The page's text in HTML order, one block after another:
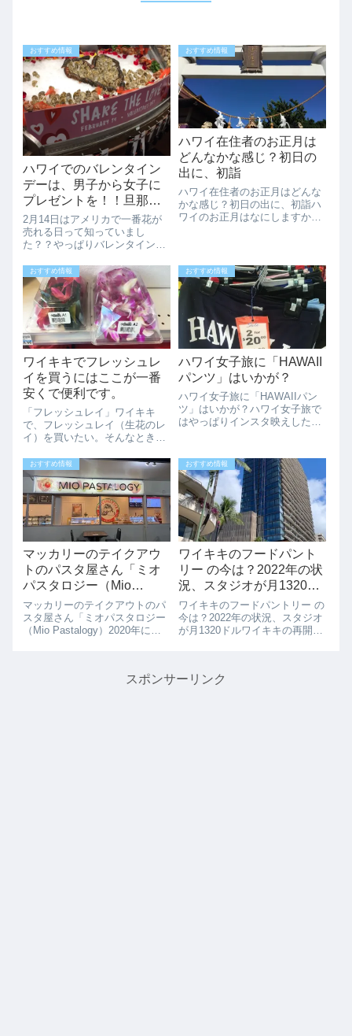
おすすめ情報
ハワイでのバレンタイン
デーは、男子から女子に
プレゼントを！！旦那さ
ん、彼氏、お父さんは是
非ハワイにいるならプレ
ゼントを！！
2月14日はアメリカで一番花が
売れる日って知っていまし
た？？やっぱりバレンタインデ
は、男性から女性に花束を贈る
のが習慣なんです。ハワイに旅
行で来れれている旦那さん、彼
氏、お父さんの男性の皆様は是
非明日は、彼女、奥さ...
おすすめ情報
ハワイ在住者のお正月は
どんなかな感じ？初日の
出に、初詣
ハワイ在住者のお正月はどんな
かな感じ？初日の出に、初詣ハ
ワイのお正月はなにしますか？
ワイにいたら、ハワイ在住者の
正月の過ごし方をして見るのも
楽しいですよ。や...
おすすめ情報
ワイキキでフレッシュレ
イを買うにはここが一番
安くで便利です。
「フレッシュレイ」ワイキキ
で、フレッシュレイ（生花のレ
イ）を買いたい。そんなときは
は、お友達の誕生日会、卒業
式、久々にあった友人に、など
など色々なケースで感謝の気持
ちを込めレイを送ります。ワイ
キキで、急にフレッシュ...
おすすめ情報
ハワイ女子旅に「HAWAII
パンツ」はいかが？
ハワイ女子旅に「HAWAIIパン
ツ」はいかが？ハワイ女子旅で
はやっぱりインスタ映えした写
ンツ」はどうでしょうか？こん
な感じでインスタ映えする写真
を撮ってみてください。ハワイ
パンツ ...
おすすめ情報
マッカリーのテイクアウ
トのパスタ屋さん「ミオ
パスタロジー（Mio
Pastalogy）」
マッカリーのテイクアウトのパ
スタ屋さん「ミオパスタロジー
（Mio Pastalogy）2020年にオ
クアウト専門のパスタ屋さん
おすすめ情報
ワイキキのフードパント
リー の今は？2022年の状
況、スタジオが月1320ド
ル
ワイキキのフードパントリー の
今は？2022年の状況、スタジオ
が月1320ドルワイキキの再開発
り出来上がってきました。以前
スポンサーリンク